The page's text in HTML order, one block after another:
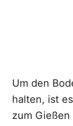
Um den
halten, ist
zum